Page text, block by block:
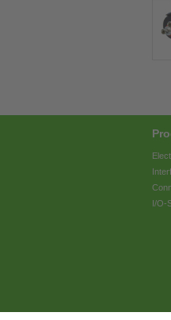
I/O-